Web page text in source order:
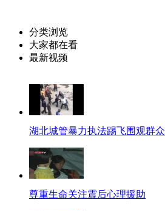
分类浏览
大家都在看
最新视频
湖北城管暴力执法踢飞围观群众
尊重生命关注震后心理援助